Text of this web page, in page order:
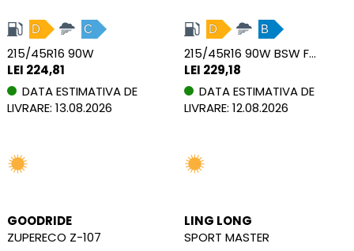
D C
215/45R16 90W
LEI 224,81
DATA ESTIMATIVA DE
LIVRARE: 13.08.2026
D B
215/45R16 90W BSW FSL XL
LEI 229,18
DATA ESTIMATIVA DE
LIVRARE: 12.08.2026
GOODRIDE
ZUPERECO Z-107
LING LONG
SPORT MASTER